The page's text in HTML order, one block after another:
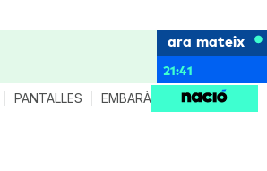
ara mateix
21:41
PANTALLES EMBARÀS CRIANÇA